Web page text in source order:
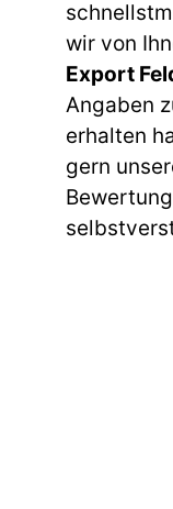
wir von
Export
Angaben
erhalten
gern